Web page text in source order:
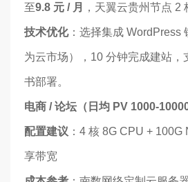
至9.8 元 / 月 ，天翼云贵州节点 2
技术优化：选择集成 WordPress
为云市场），10 分钟完成建站，
书部署。
电商 / 论坛（日均 PV 1000-10000
配置建议 ：4 核 8G CPU +
享带宽